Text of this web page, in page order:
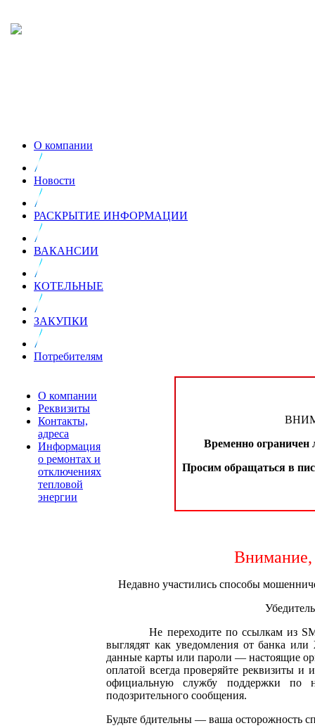
О компании
Новости
РАСКРЫТИЕ ИНФОРМАЦИИ
ВАКАНСИИ
КОТЕЛЬНЫЕ
ЗАКУПКИ
Потребителям
О компании
Реквизиты
Контакты,
адреса
Информация
о ремонтах и
отключениях
тепловой
энергии
Временно
Просим обращаться в
Недавно участились способы
Не переходите по ссылкам из
выглядят как уведомления от банка
данные карты или пароли — настоящие
оплатой всегда проверяйте реквизиты
официальную службу поддержки
подозрительного сообщения.
Будьте бдительны — ваша осторожность